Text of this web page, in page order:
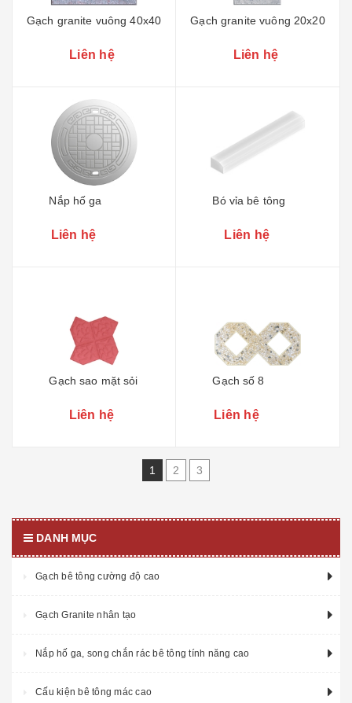
Gạch granite vuông 40x40
Liên hệ
Gạch granite vuông 20x20
Liên hệ
Nắp hố ga
Liên hệ
Bó vỉa bê tông
Liên hệ
Gạch sao mặt sỏi
Liên hệ
Gạch số 8
Liên hệ
1 2 3
DANH MỤC
Gạch bê tông cường độ cao
Gạch Granite nhân tạo
Nắp hố ga, song chắn rác bê tông tính năng cao
Cấu kiện bê tông mác cao